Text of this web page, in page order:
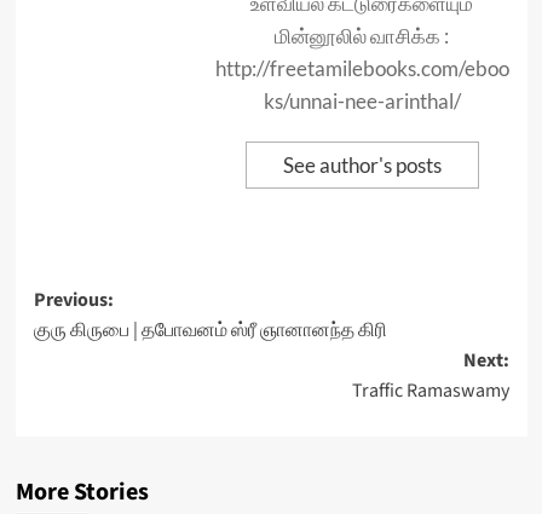
மின்னூலில் வாசிக்க :
http://freetamilebooks.com/eboo
ks/unnai-nee-arinthal/
See author's posts
Post
navigation
Previous:
குரு கிருபை | தபோவனம் ஸ்ரீ ஞானானந்த கிரி
Next:
Traffic Ramaswamy
More Stories